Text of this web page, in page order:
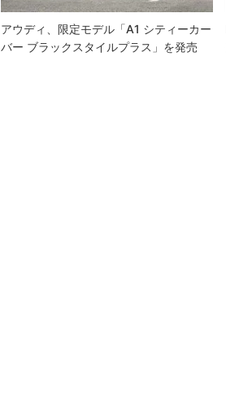
アウディ、限定モデル「A1 シティーカー
バー ブラックスタイルプラス」を発売